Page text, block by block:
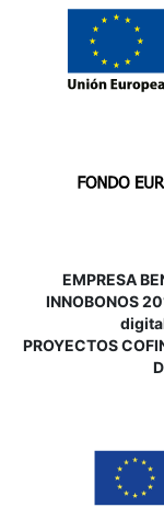
EMPRESA
INNOBONOS
PROYECTOS